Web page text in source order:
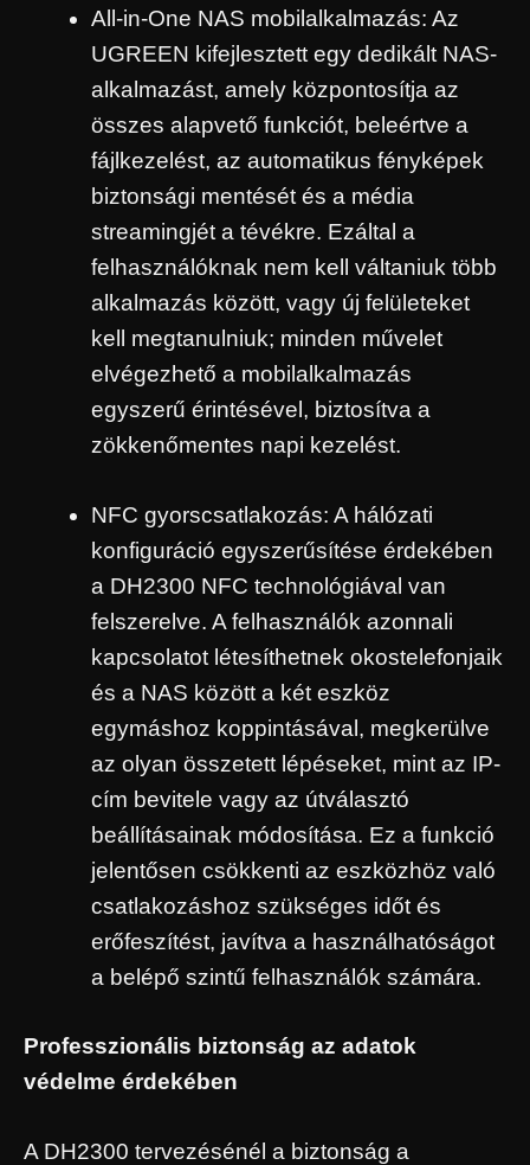
All-in-One NAS mobilalkalmazás: Az
UGREEN kifejlesztett egy dedikált NAS-
alkalmazást, amely központosítja az
összes alapvető funkciót, beleértve a
fájlkezelést, az automatikus fényképek
biztonsági mentését és a média
streamingjét a tévékre. Ezáltal a
felhasználóknak nem kell váltaniuk több
alkalmazás között, vagy új felületeket
kell megtanulniuk; minden művelet
elvégezhető a mobilalkalmazás
egyszerű érintésével, biztosítva a
zökkenőmentes napi kezelést.
NFC gyorscsatlakozás: A hálózati
konfiguráció egyszerűsítése érdekében
a DH2300 NFC technológiával van
felszerelve. A felhasználók azonnali
kapcsolatot létesíthetnek okostelefonjaik
és a NAS között a két eszköz
egymáshoz koppintásával, megkerülve
az olyan összetett lépéseket, mint az IP-
cím bevitele vagy az útválasztó
beállításainak módosítása. Ez a funkció
jelentősen csökkenti az eszközhöz való
csatlakozáshoz szükséges időt és
erőfeszítést, javítva a használhatóságot
a belépő szintű felhasználók számára.
Professzionális biztonság az adatok
védelme érdekében
A DH2300 tervezésénél a biztonság a